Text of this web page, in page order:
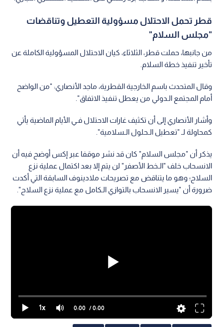
قطر تحمل الاحتلال مسؤولية التعطيل وتناقضات
"مجلس السلام"
من جانبها، حملت قطر، الثلاثاء، كيان الاحتلال المسؤولية الكاملة عن
تأخير تنفيذ خطة السلام.
وقال المتحدث باسم الخارجية القطرية، ماجد الأنصاري: "من الواضح
أمام المجتمع الـدولي من يعطل تنفيذ الاتفاق".
وأشار الأنصاري إلى أن تكثيف غارات الاحتلال فـي الأيام الماضية يأتي
كمحاولة لـ "تعطيل الـحلول الـسلامية".
يذكر أن "مجلس السلام" كان قد نشر موقفا عبر إكس أوضح فيه أن
الانسحاب خلف "الـخط الأصفر" لن يتم إلا بعد اكتمال عملية نزع
السلاح؛ وهو ما يتناقض مع تصريحات ملادينوف السابقة التي أكدت
ضرورة أن "يسير الانسحاب بالتوازي الـكامل مع عملية نزع السلاح".
1x 0:00 / 0:00